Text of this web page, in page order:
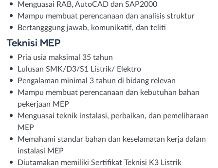
Menguasai RAB, AutoCAD dan SAP2000
Mampu membuat perencanaan dan analisis struktur
Bertangggung jawab, komunikatif, dan teliti
Teknisi MEP
Pria usia maksimal 35 tahun
Lulusan SMK/D3/S1 Listrik/ Elektro
Pengalaman minimal 3 tahun di bidang relevan
Mampu membuat perencanaan dan kebutuhan bahan
pekerjaan MEP
Menguasai teknik instalasi, perbaikan, dan pemeliharaan
MEΡ
Memahami standar bahan dan keselamatan kerja dalam
instalasi MEP
Diutamakan memiliki Sertifikat Teknisi K3 Listrik